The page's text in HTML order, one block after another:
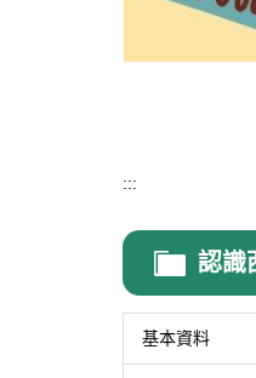
:::
認識
基本資料